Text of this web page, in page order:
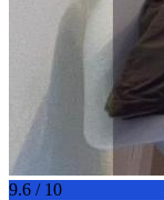
9.6 / 10